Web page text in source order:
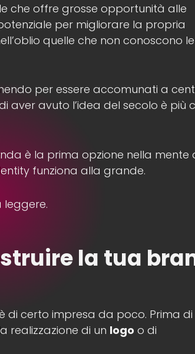
che offre grosse opportunità alle
per migliorare la propria
quelle che non conoscono le
per essere accomunati a
avuto l’idea del secolo è più
è la prima opzione nella mente
funziona alla grande.
leggere.
la tua
di certo impresa da poco. Prima di
realizzazione di un logo o di